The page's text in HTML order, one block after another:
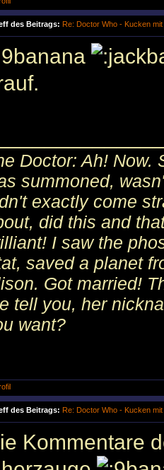
des Beitrags: Re: Doctor Who - Kucken mit
Doctor: Ah! Now.
summoned,
exactly come
did this and
I saw the
saved a planet
Got married!
tell you, her
want?
des Beitrags: Re: Doctor Who - Kucken mit
Kommentare